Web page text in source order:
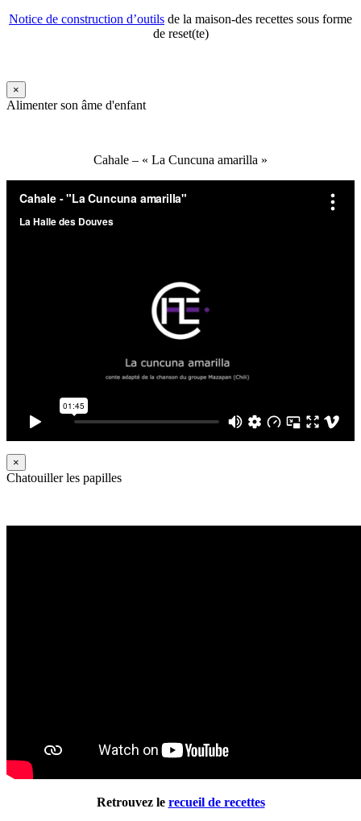
Notice de construction d’outils de la maison-des recettes sous forme
de reset(te)
×
Alimenter son âme d'enfant
Cahale – « La Cuncuna amarilla »
×
Chatouiller les papilles
Retrouvez le recueil de recettes